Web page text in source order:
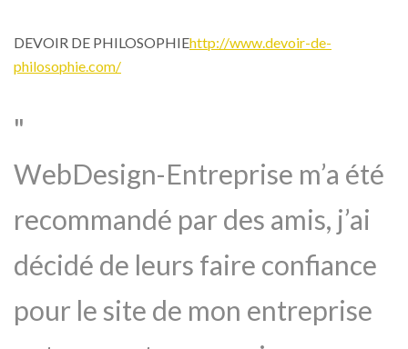
DEVOIR DE PHILOSOPHIEhttp://www.devoir-de-
philosophie.com/
WebDesign-Entreprise m’a été
recommandé par des amis, j’ai
décidé de leurs faire confiance
pour le site de mon entreprise